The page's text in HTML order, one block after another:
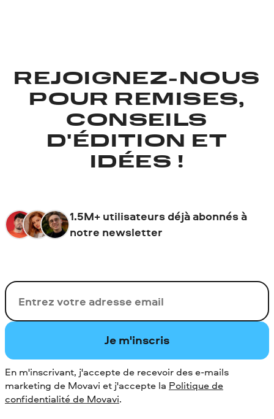
REJOIGNEZ-NOUS
POUR REMISES,
CONSEILS
D'ÉDITION ET
IDÉES !
1.5M+ utilisateurs déjà abonnés à
notre newsletter
Votre adresse de messagerie
Je m'inscris
En m'inscrivant, j'accepte de recevoir des e-mails
marketing de Movavi et j'accepte la Politique de
confidentialité de Movavi.